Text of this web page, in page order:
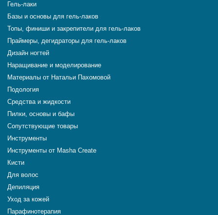
Гель-лаки
Базы и основы для гель-лаков
Топы, финиши и закрепители для гель-лаков
Праймеры, дегидраторы для гель-лаков
Дизайн ногтей
Наращивание и моделирование
Материалы от Натальи Пахомовой
Подология
Средства и жидкости
Пилки, основы и бафы
Сопутствующие товары
Инструменты
Инструменты от Masha Create
Кисти
Для волос
Депиляция
Уход за кожей
Парафинотерапия